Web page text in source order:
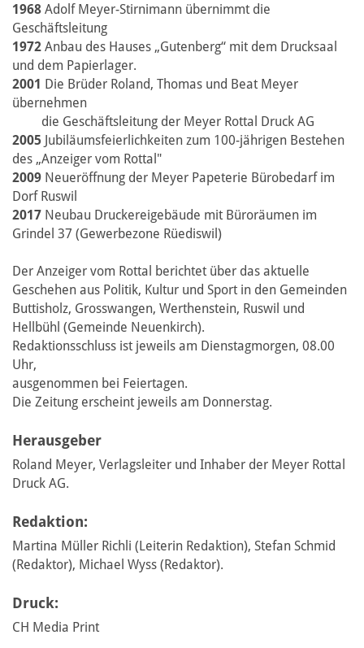
1968 Adolf Meyer-Stirnimann übernimmt die
Geschäftsleitung
1972 Anbau des Hauses „Gutenberg“ mit dem Drucksaal
und dem Papierlager.
2001 Die Brüder Roland, Thomas und Beat Meyer
übernehmen
die Geschäftsleitung der Meyer Rottal Druck AG
2005 Jubiläumsfeierlichkeiten zum 100-jährigen Bestehen
des „Anzeiger vom Rottal"
2009 Neueröffnung der Meyer Papeterie Bürobedarf im
Dorf Ruswil
2017 Neubau Druckereigebäude mit Büroräumen im
Grindel 37 (Gewerbezone Rüediswil)
Der Anzeiger vom Rottal berichtet über das aktuelle
Geschehen aus Politik, Kultur und Sport in den Gemeinden
Buttisholz, Grosswangen, Werthenstein, Ruswil und
Hellbühl (Gemeinde Neuenkirch).
Redaktionsschluss ist jeweils am Dienstagmorgen, 08.00
Uhr,
ausgenommen bei Feiertagen.
Die Zeitung erscheint jeweils am Donnerstag.
Herausgeber
Roland Meyer, Verlagsleiter und Inhaber der Meyer Rottal
Druck AG.
Redaktion:
Martina Müller Richli (Leiterin Redaktion), Stefan Schmid
(Redaktor), Michael Wyss (Redaktor).
Druck:
CH Media Print